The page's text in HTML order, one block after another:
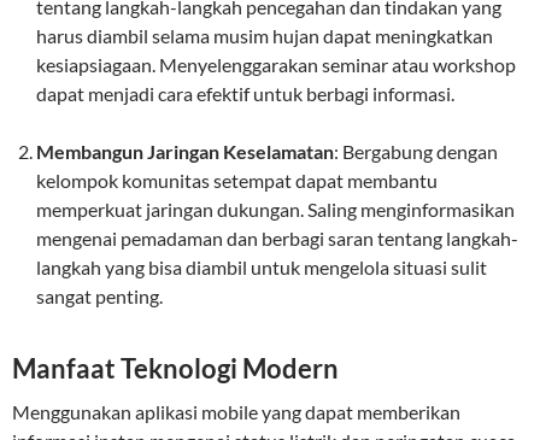
tentang langkah-langkah pencegahan dan tindakan yang
harus diambil selama musim hujan dapat meningkatkan
kesiapsiagaan. Menyelenggarakan seminar atau workshop
dapat menjadi cara efektif untuk berbagi informasi.
Membangun Jaringan Keselamatan: Bergabung dengan
kelompok komunitas setempat dapat membantu
memperkuat jaringan dukungan. Saling menginformasikan
mengenai pemadaman dan berbagi saran tentang langkah-
langkah yang bisa diambil untuk mengelola situasi sulit
sangat penting.
Manfaat Teknologi Modern
Menggunakan aplikasi mobile yang dapat memberikan